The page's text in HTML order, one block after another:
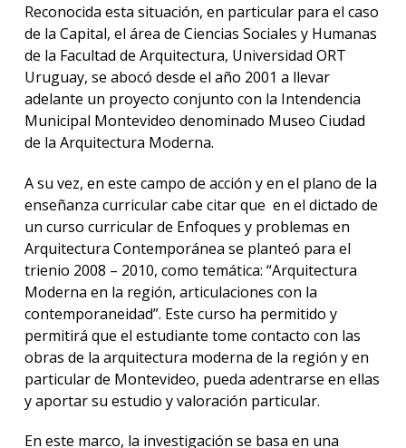
Reconocida esta situación, en particular para el caso
de la Capital, el área de Ciencias Sociales y Humanas
de la Facultad de Arquitectura, Universidad ORT
Uruguay, se abocó desde el año 2001 a llevar
adelante un proyecto conjunto con la Intendencia
Municipal Montevideo denominado Museo Ciudad
de la Arquitectura Moderna.
A su vez, en este campo de acción y en el plano de la
enseñanza curricular cabe citar que en el dictado de
un curso curricular de Enfoques y problemas en
Arquitectura Contemporánea se planteó para el
trienio 2008 – 2010, como temática: “Arquitectura
Moderna en la región, articulaciones con la
contemporaneidad”. Este curso ha permitido y
permitirá que el estudiante tome contacto con las
obras de la arquitectura moderna de la región y en
particular de Montevideo, pueda adentrarse en ellas
y aportar su estudio y valoración particular.
En este marco, la investigación se basa en una